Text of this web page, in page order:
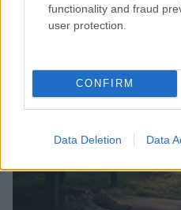
functionality and fraud
user protection.
CONFIRM
Data Deletion Data
Cristian Castiglioni · 1 Ago 2026